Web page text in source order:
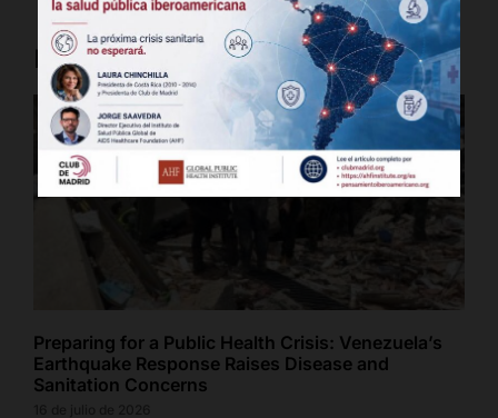
Latest Posts
Preparing for a Public Health Crisis: Venezuela’s
Earthquake Response Raises Disease and
Sanitation Concerns